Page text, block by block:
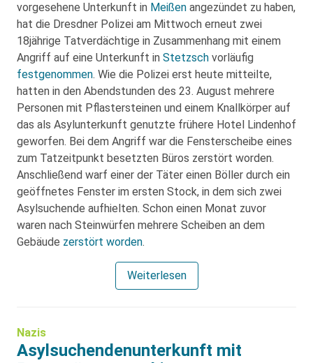
vorgesehene Unterkunft in Meißen angezündet zu haben,
hat die Dresdner Polizei am Mittwoch erneut zwei
18jährige Tatverdächtige in Zusammenhang mit einem
Angriff auf eine Unterkunft in Stetzsch vorläufig
festgenommen. Wie die Polizei erst heute mitteilte,
hatten in den Abendstunden des 23. August mehrere
Personen mit Pflastersteinen und einem Knallkörper auf
das als Asylunterkunft genutzte frühere Hotel Lindenhof
geworfen. Bei dem Angriff war die Fensterscheibe eines
zum Tatzeitpunkt besetzten Büros zerstört worden.
Anschließend warf einer der Täter einen Böller durch ein
geöffnetes Fenster im ersten Stock, in dem sich zwei
Asylsuchende aufhielten. Schon einen Monat zuvor
waren nach Steinwürfen mehrere Scheiben an dem
Gebäude zerstört worden.
Weiterlesen
Nazis
Asylsuchendenunterkunft mit